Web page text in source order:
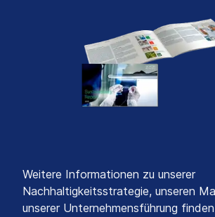
Weitere Informationen zu unserer
Nachhaltigkeitsstrategie, unseren
unserer Unternehmensführung